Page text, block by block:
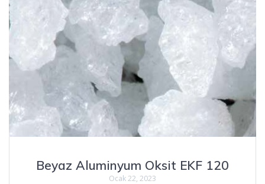
Beyaz Aluminyum Oksit EKF 120
Ocak 22, 2023